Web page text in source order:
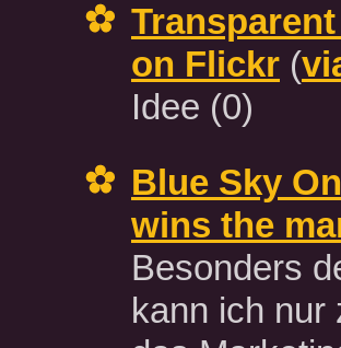
on Flickr (
Idee (0)
Blue Sky
wins the
Besonders
kann ich nur